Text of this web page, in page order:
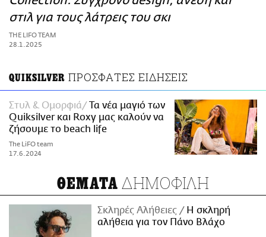
ΑΜΠΑ
PRINT
στιλ για τους λάτρεις του σκι
THE LIFO TEAM
28.1.2025
QUIKSILVER ΠΡΟΣΦΑΤΕΣ ΕΙΔΗΣΕΙΣ
Στυλ & Ομορφιά
Τα νέα μαγιό των
Quiksilver και Roxy μας καλούν να
ζήσουμε το beach life
The LiFO team
17.6.2024
ΘΕΜΑΤΑ ΔΗΜΟΦΙΛΗ
Σκληρές Αλήθειες
H σκληρή
αλήθεια για τον Πάνο Βλάχο